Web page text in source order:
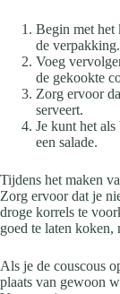
Begin met het
de verpakking.
Voeg
de gekookte
Zorg ervoor
serveert.
Je kunt het
een salade.
Tijdens het maken
Zorg ervoor dat je
droge korrels te
goed te laten koken,
Als je de couscous
plaats van gewoon